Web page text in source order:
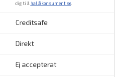
dig till hallåkonsument.se
Creditsafe
Direkt
Ej accepterat